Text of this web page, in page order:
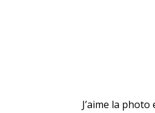
J’aime la